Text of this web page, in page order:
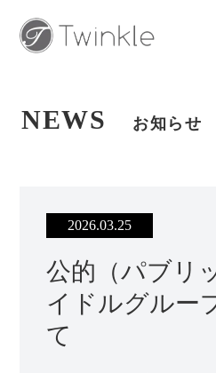
NEWS お知らせ
2026.03.25
公的（パブリ
イドルグルー
て